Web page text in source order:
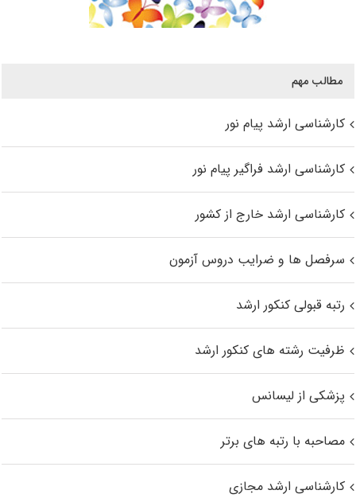
مطالب مهم
کارشناسی ارشد پیام نور
کارشناسی ارشد فراگیر پیام نور
کارشناسی ارشد خارج از کشور
سرفصل ها و ضرایب دروس آزمون
رتبه قبولی کنکور ارشد
ظرفیت رشته های کنکور ارشد
پزشکی از لیسانس
مصاحبه با رتبه های برتر
کارشناسی ارشد مجازی